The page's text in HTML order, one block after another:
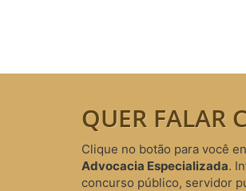
QUER FALAR
Clique no botão para você
Advocacia Especializada.
concurso público, servidor